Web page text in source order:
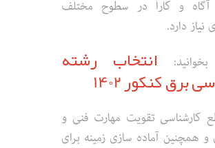
آگاه و کارا در سطوح مختلف
نیاز دارد.
انتخاب رشته
برق کنکور 1402
کارشناسی تقویت مهارت فنی و
و همچنین آماده سازی زمینه برای